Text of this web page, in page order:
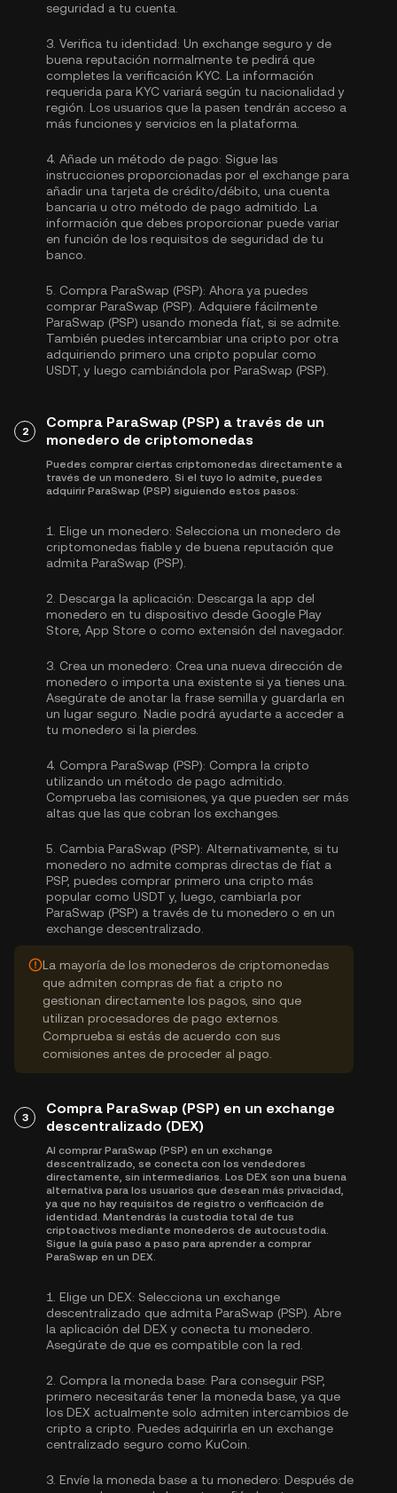
seguridad a tu cuenta.
3. Verifica tu identidad: Un exchange seguro y de
buena reputación normalmente te pedirá que
completes la verificación KYC. La información
requerida para KYC variará según tu nacionalidad y
región. Los usuarios que la pasen tendrán acceso a
más funciones y servicios en la plataforma.
4. Añade un método de pago: Sigue las
instrucciones proporcionadas por el exchange para
añadir una tarjeta de crédito/débito, una cuenta
bancaria u otro método de pago admitido. La
información que debes proporcionar puede variar
en función de los requisitos de seguridad de tu
banco.
5. Compra ParaSwap (PSP): Ahora ya puedes
comprar ParaSwap (PSP). Adquiere fácilmente
ParaSwap (PSP) usando moneda fíat, si se admite.
También puedes intercambiar una cripto por otra
adquiriendo primero una cripto popular como
USDT , y luego cambiándola por ParaSwap (PSP).
2
Compra ParaSwap (PSP) a través de un
monedero de criptomonedas
Puedes comprar ciertas criptomonedas directamente a
través de un monedero. Si el tuyo lo admite, puedes
adquirir ParaSwap (PSP) siguiendo estos pasos:
1. Elige un monedero: Selecciona un monedero de
criptomonedas fiable y de buena reputación que
admita ParaSwap (PSP).
2. Descarga la aplicación: Descarga la app del
monedero en tu dispositivo desde Google Play
Store, App Store o como extensión del navegador.
3. Crea un monedero: Crea una nueva dirección de
monedero o importa una existente si ya tienes una.
Asegúrate de anotar la frase semilla y guardarla en
un lugar seguro. Nadie podrá ayudarte a acceder a
tu monedero si la pierdes.
4. Compra ParaSwap (PSP): Compra la cripto
utilizando un método de pago admitido.
Comprueba las comisiones, ya que pueden ser más
altas que las que cobran los exchanges.
5. Cambia ParaSwap (PSP): Alternativamente, si tu
monedero no admite compras directas de fíat a
PSP, puedes comprar primero una cripto más
popular como USDT y, luego, cambiarla por
ParaSwap (PSP) a través de tu monedero o en un
exchange descentralizado.
La mayoría de los monederos de criptomonedas
que admiten compras de fiat a cripto no
gestionan directamente los pagos, sino que
utilizan procesadores de pago externos.
Comprueba si estás de acuerdo con sus
comisiones antes de proceder al pago.
3
Compra ParaSwap (PSP) en un exchange
descentralizado (DEX)
Al comprar ParaSwap (PSP) en un exchange
descentralizado, se conecta con los vendedores
directamente, sin intermediarios. Los DEX son una buena
alternativa para los usuarios que desean más privacidad,
ya que no hay requisitos de registro o verificación de
identidad. Mantendrás la custodia total de tus
criptoactivos mediante monederos de autocustodia.
Sigue la guía paso a paso para aprender a comprar
ParaSwap en un DEX.
1. Elige un DEX: Selecciona un exchange
descentralizado que admita ParaSwap (PSP). Abre
la aplicación del DEX y conecta tu monedero.
Asegúrate de que es compatible con la red.
2. Compra la moneda base: Para conseguir PSP,
primero necesitarás tener la moneda base, ya que
los DEX actualmente solo admiten intercambios de
cripto a cripto. Puedes adquirirla en un exchange
centralizado seguro como KuCoin.
3. Envíe la moneda base a tu monedero: Después de